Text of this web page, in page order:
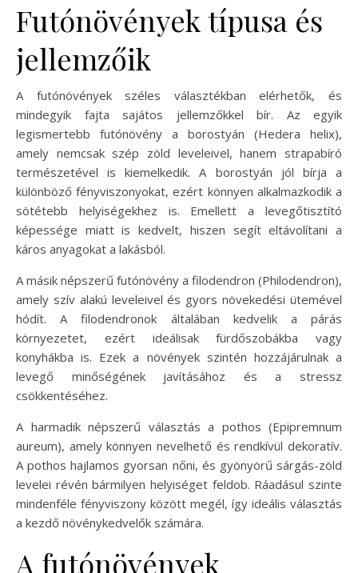
Futónövények típusa és
jellemzőik
A futónövények széles választékban elérhetők, és
mindegyik fajta sajátos jellemzőkkel bír. Az egyik
legismertebb futónövény a borostyán (Hedera helix),
amely nemcsak szép zöld leveleivel, hanem strapabíró
természetével is kiemelkedik. A borostyán jól bírja a
különböző fényviszonyokat, ezért könnyen alkalmazkodik a
sötétebb helyiségekhez is. Emellett a levegőtisztító
képessége miatt is kedvelt, hiszen segít eltávolítani a
káros anyagokat a lakásból.
A másik népszerű futónövény a filodendron (Philodendron),
amely szív alakú leveleivel és gyors növekedési ütemével
hódít. A filodendronok általában kedvelik a párás
környezetet, ezért ideálisak fürdőszobákba vagy
konyhákba is. Ezek a növények szintén hozzájárulnak a
levegő minőségének javításához és a stressz
csökkentéséhez.
A harmadik népszerű választás a pothos (Epipremnum
aureum), amely könnyen nevelhető és rendkívül dekoratív.
A pothos hajlamos gyorsan nőni, és gyönyörű sárgás-zöld
levelei révén bármilyen helyiséget feldob. Ráadásul szinte
mindenféle fényviszony között megél, így ideális választás
a kezdő növénykedvelők számára.
A futónövények